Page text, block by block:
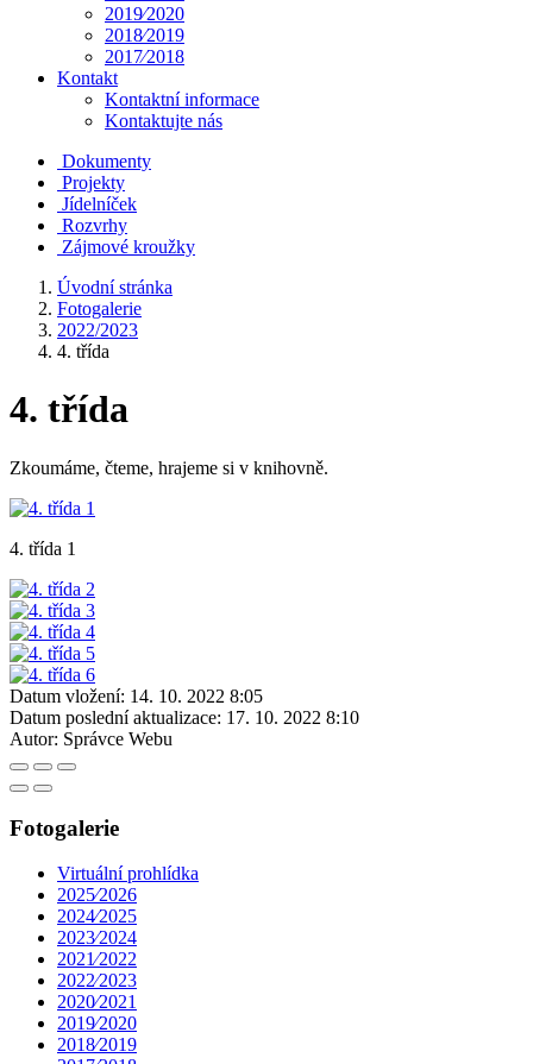
2019⁄2020
2018⁄2019
2017⁄2018
Kontakt
Kontaktní informace
Kontaktujte nás
Dokumenty
Projekty
Jídelníček
Rozvrhy
Zájmové kroužky
Úvodní stránka
Fotogalerie
2022/2023
4. třída
4. třída
Zkoumáme, čteme, hrajeme si v knihovně.
4. třída 1
Datum vložení: 14. 10. 2022 8:05
Datum poslední aktualizace: 17. 10. 2022 8:10
Autor: Správce Webu
Fotogalerie
Virtuální prohlídka
2025⁄2026
2024⁄2025
2023⁄2024
2021⁄2022
2022⁄2023
2020⁄2021
2019⁄2020
2018⁄2019